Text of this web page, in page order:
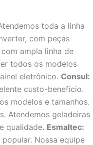
toda a linha
com peças
ampla linha de
todos os modelos
eletrônico. Consul:
custo-benefício.
modelos e tamanhos.
Atendemos geladeiras
qualidade. Esmaltec:
Nossa equipe